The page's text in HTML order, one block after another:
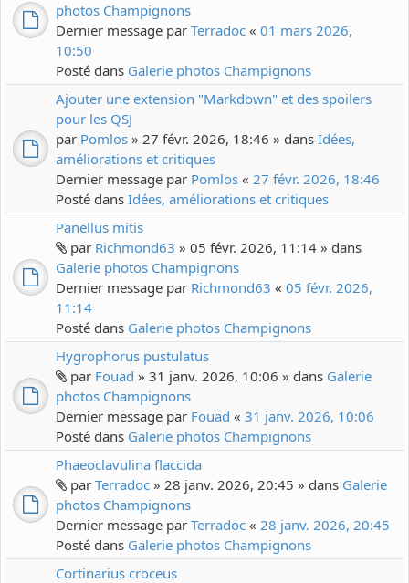
photos Champignons
Dernier message par Terradoc « 01 mars 2026,
10:50
Posté dans Galerie photos Champignons
Ajouter une extension "Markdown" et des spoilers
pour les QSJ
par Pomlos » 27 févr. 2026, 18:46 » dans Idées,
améliorations et critiques
Dernier message par Pomlos « 27 févr. 2026, 18:46
Posté dans Idées, améliorations et critiques
Panellus mitis
par Richmond63 » 05 févr. 2026, 11:14 » dans
Galerie photos Champignons
Dernier message par Richmond63 « 05 févr. 2026,
11:14
Posté dans Galerie photos Champignons
Hygrophorus pustulatus
par Fouad » 31 janv. 2026, 10:06 » dans Galerie
photos Champignons
Dernier message par Fouad « 31 janv. 2026, 10:06
Posté dans Galerie photos Champignons
Phaeoclavulina flaccida
par Terradoc » 28 janv. 2026, 20:45 » dans Galerie
photos Champignons
Dernier message par Terradoc « 28 janv. 2026, 20:45
Posté dans Galerie photos Champignons
Cortinarius croceus